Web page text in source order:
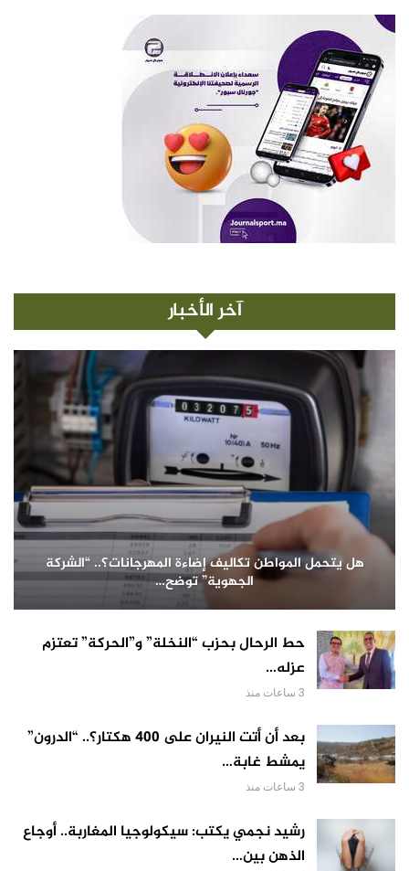
آخر الأخبار
هل يتحمل المواطن تكاليف إضاءة المهرجانات؟.. “الشركة
الجهوية” توضح…
حط الرحال بحزب “النخلة” و”الحركة” تعتزم
عزله…
3 ساعات منذ
بعد أن أتت النيران على 400 هكتار؟.. “الدرون”
يمشط غابة…
3 ساعات منذ
رشيد نجمي يكتب: سيكولوجيا المغاربة.. أوجاع
الذهن بين…